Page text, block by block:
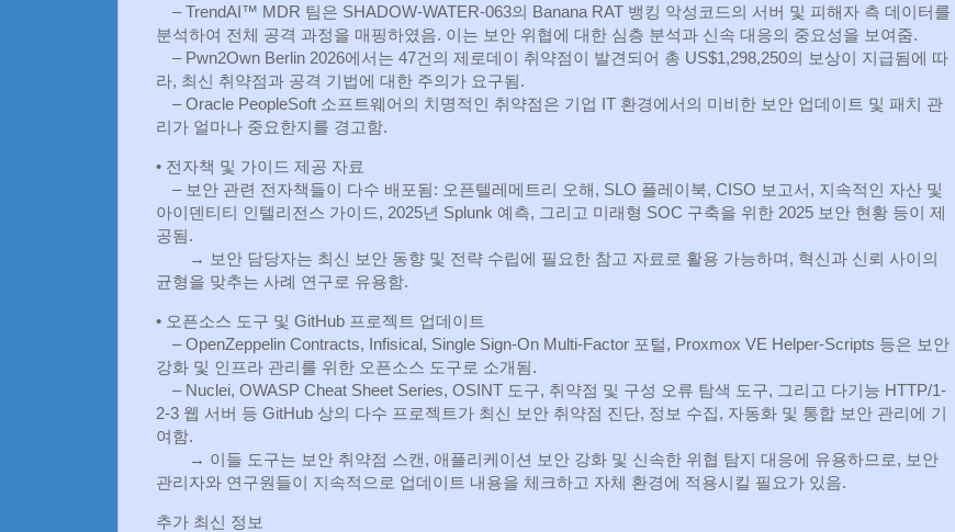
– TrendAI™ MDR 팀은 SHADOW-WATER-063의 Banana RAT 뱅킹 악성코드의 서버 및 피해자 측 데이터를
분석하여 전체 공격 과정을 매핑하였음. 이는 보안 위협에 대한 심층 분석과 신속 대응의 중요성을 보여줌.
– Pwn2Own Berlin 2026에서는 47건의 제로데이 취약점이 발견되어 총 US$1,298,250의 보상이 지급됨에 따
라, 최신 취약점과 공격 기법에 대한 주의가 요구됨.
– Oracle PeopleSoft 소프트웨어의 치명적인 취약점은 기업 IT 환경에서의 미비한 보안 업데이트 및 패치 관
리가 얼마나 중요한지를 경고함.
• 전자책 및 가이드 제공 자료
– 보안 관련 전자책들이 다수 배포됨: 오픈텔레메트리 오해, SLO 플레이북, CISO 보고서, 지속적인 자산 및
아이덴티티 인텔리전스 가이드, 2025년 Splunk 예측, 그리고 미래형 SOC 구축을 위한 2025 보안 현황 등이 제
공됨.
→ 보안 담당자는 최신 보안 동향 및 전략 수립에 필요한 참고 자료로 활용 가능하며, 혁신과 신뢰 사이의
균형을 맞추는 사례 연구로 유용함.
• 오픈소스 도구 및 GitHub 프로젝트 업데이트
– OpenZeppelin Contracts, Infisical, Single Sign-On Multi-Factor 포털, Proxmox VE Helper-Scripts 등은 보안
강화 및 인프라 관리를 위한 오픈소스 도구로 소개됨.
– Nuclei, OWASP Cheat Sheet Series, OSINT 도구, 취약점 및 구성 오류 탐색 도구, 그리고 다기능 HTTP/1-
2-3 웹 서버 등 GitHub 상의 다수 프로젝트가 최신 보안 취약점 진단, 정보 수집, 자동화 및 통합 보안 관리에 기
여함.
→ 이들 도구는 보안 취약점 스캔, 애플리케이션 보안 강화 및 신속한 위협 탐지 대응에 유용하므로, 보안
관리자와 연구원들이 지속적으로 업데이트 내용을 체크하고 자체 환경에 적용시킬 필요가 있음.
추가 최신 정보